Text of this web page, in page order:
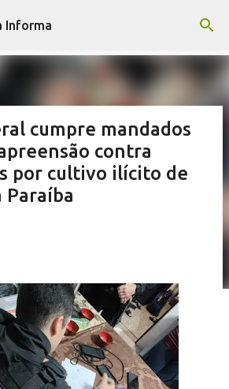
o conteúdo principal
Informa
cumpre mandados
contra
por cultivo ilícito de
Paraíba